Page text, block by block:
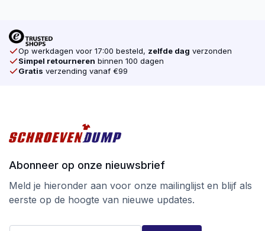
Op werkdagen voor 17:00 besteld, zelfde dag verzonden
Simpel retourneren binnen 100 dagen
Gratis verzending vanaf €99
Abonneer op onze nieuwsbrief
Meld je hieronder aan voor onze mailinglijst en blijf als
eerste op de hoogte van nieuwe updates.